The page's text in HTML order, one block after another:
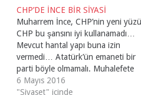
CHP’DE İNCE BİR SİYASİ
Muharrem İnce, CHP’nin yeni
CHP bu şansını iyi kullanamadı…
Mevcut hantal yapı buna izin
vermedi… Atatürk’ün emaneti bir
parti böyle olmamalı. Muhalefete
demirlememeli… Halkla barışık
Vatandaşın sağlam bir sığınağı…
6 Mayıs 2016
"Siyaset" içinde